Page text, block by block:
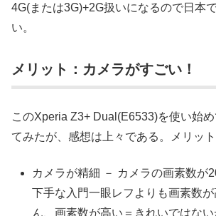
4G(または3G)+2G扱いになるので日本
い。
メリット：カメラがすごい！
このXperia Z3+ Dual(E6533)を使い始
てみたが、感想は上々である。メリット
カメラが精細 － カメラの画素数が
下手な入門一眼レフよりも画素数
ん、画素数が高い＝きれいではな